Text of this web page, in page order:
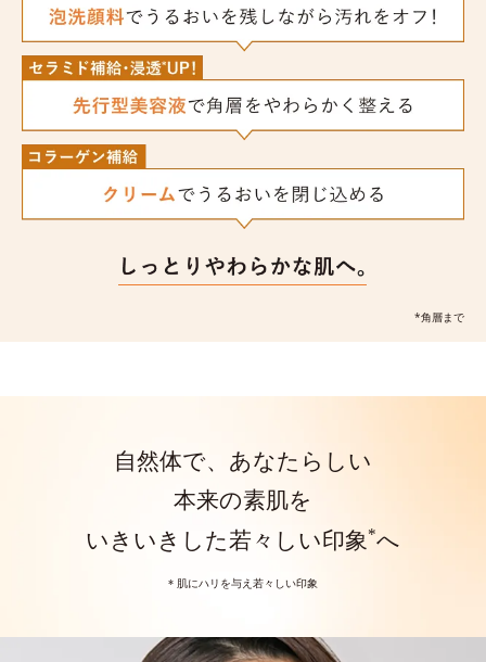
*角層まで
自然体で、あなたらしい
本来の素肌を
いきいきした若々しい印象 *へ
* 肌にハリを与え若々しい印象